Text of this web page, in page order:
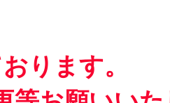
ります。